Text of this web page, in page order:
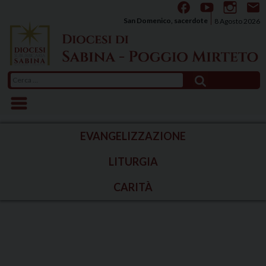
content
8 Agosto 2026
San Domenico, sacerdote
per:
EVANGELIZZAZIONE
LITURGIA
CARITÀ